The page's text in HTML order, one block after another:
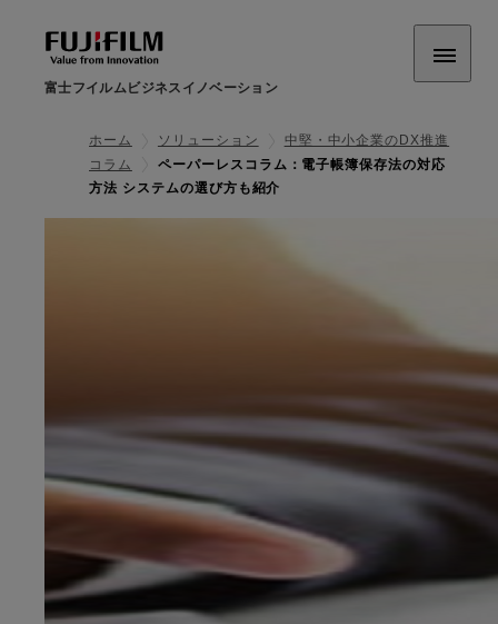
富士フイルムビジネスイノベーション
ホーム ソリューション
中堅・中小企業のDX推進
コラム
ペーパーレスコラム：電子帳簿保存法の対応
方法 システムの選び方も紹介